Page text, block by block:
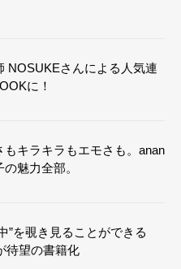
NOSUKEさんによる人気連
に！
もキラキラもエモさも。anan
魅力全部。
”を覗き見ることができる
待望の書籍化